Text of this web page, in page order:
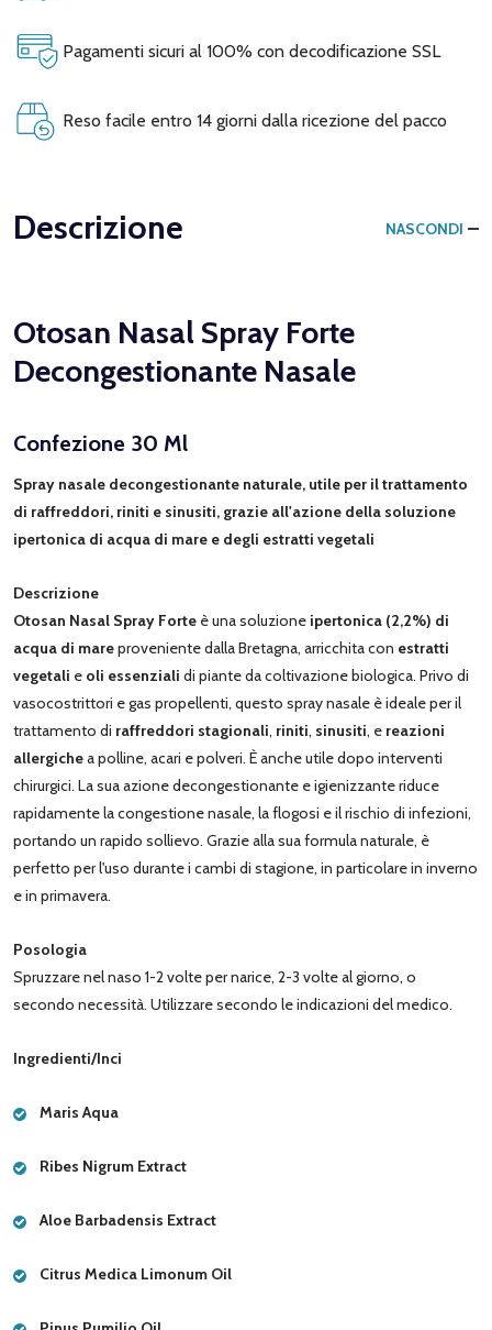
Pagamenti sicuri al 100% con decodificazione SSL
Reso facile entro 14 giorni dalla ricezione del pacco
Descrizione NASCONDI
Otosan Nasal Spray Forte
Decongestionante Nasale
Confezione 30 Ml
Spray nasale decongestionante naturale, utile per il trattamento
di raffreddori, riniti e sinusiti, grazie all'azione della soluzione
ipertonica di acqua di mare e degli estratti vegetali
Descrizione
Otosan Nasal Spray Forte è una soluzione ipertonica (2,2%) di
acqua di mareproveniente dalla Bretagna, arricchita con estratti
vegetali e oli essenziali di piante da coltivazione biologica. Privo di
vasocostrittori e gas propellenti, questo spray nasale è ideale per il
trattamento di raffreddori stagionali, riniti, sinusiti, e reazioni
allergichea polline, acari e polveri. È anche utile dopo interventi
chirurgici. La sua azione decongestionante e igienizzante riduce
rapidamente la congestione nasale, la flogosi e il rischio di infezioni,
portando un rapido sollievo. Grazie alla sua formula naturale, è
perfetto per l'uso durante i cambi di stagione, in particolare in inverno
e in primavera.
Posologia
Spruzzare nel naso 1-2 volte per narice, 2-3 volte al giorno, o
secondo necessità. Utilizzare secondo le indicazioni del medico.
Ingredienti/Inci
Maris Aqua
Ribes Nigrum Extract
Aloe Barbadensis Extract
Citrus Medica Limonum Oil